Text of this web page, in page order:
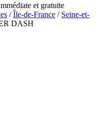
et gratuite
/Île-de-France / Seine-et-
DASH